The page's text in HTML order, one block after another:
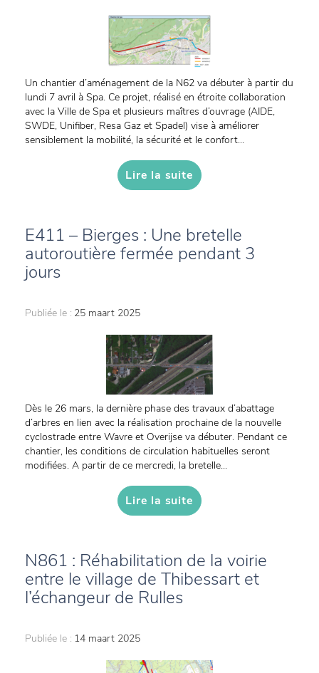
Un chantier d’aménagement de la N62 va débuter à partir du
lundi 7 avril à Spa. Ce projet, réalisé en étroite collaboration
avec la Ville de Spa et plusieurs maîtres d’ouvrage (AIDE,
SWDE, Unifiber, Resa Gaz et Spadel) vise à améliorer
sensiblement la mobilité, la sécurité et le confort...
Lire la suite
E411 – Bierges : Une bretelle
autoroutière fermée pendant 3
jours
Publiée le : 25 maart 2025
Dès le 26 mars, la dernière phase des travaux d’abattage
d’arbres en lien avec la réalisation prochaine de la nouvelle
cyclostrade entre Wavre et Overijse va débuter. Pendant ce
chantier, les conditions de circulation habituelles seront
modifiées. A partir de ce mercredi, la bretelle...
Lire la suite
N861 : Réhabilitation de la voirie
entre le village de Thibessart et
l’échangeur de Rulles
Publiée le : 14 maart 2025